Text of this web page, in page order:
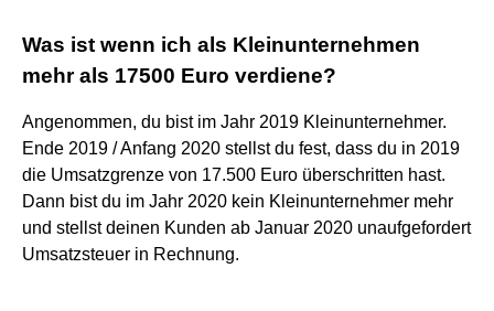
Was ist wenn ich als Kleinunternehmen
mehr als 17500 Euro verdiene?
Angenommen, du bist im Jahr 2019 Kleinunternehmer.
Ende 2019 / Anfang 2020 stellst du fest, dass du in 2019
die Umsatzgrenze von 17.500 Euro überschritten hast.
Dann bist du im Jahr 2020 kein Kleinunternehmer mehr
und stellst deinen Kunden ab Januar 2020 unaufgefordert
Umsatzsteuer in Rechnung.